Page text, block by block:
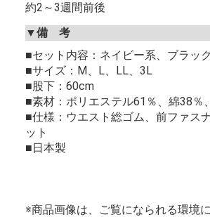
約2～3週間前後
▼備 考
■セット内容：ネイビー系、ブラッ
■サイズ：M、L、LL、3L
■股下：60cm
■素材：ポリエステル61％、綿38％
■仕様：ウエスト総ゴム、前ファス
ット
■日本製
※商品画像は、ご覧になられる環境